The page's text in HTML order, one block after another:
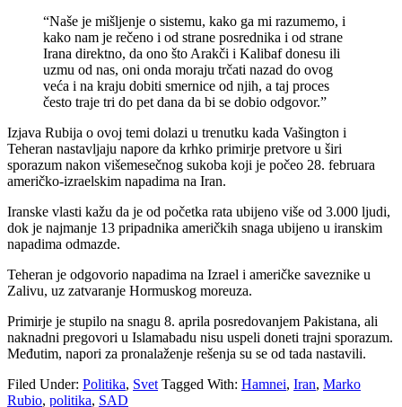
“Naše je mišljenje o sistemu, kako ga mi razumemo, i
kako nam je rečeno i od strane posrednika i od strane
Irana direktno, da ono što Arakči i Kalibaf donesu ili
uzmu od nas, oni onda moraju trčati nazad do ovog
veća i na kraju dobiti smernice od njih, a taj proces
često traje tri do pet dana da bi se dobio odgovor.”
Izjava Rubija o ovoj temi dolazi u trenutku kada Vašington i
Teheran nastavljaju napore da krhko primirje pretvore u širi
sporazum nakon višemesečnog sukoba koji je počeo 28. februara
američko-izraelskim napadima na Iran.
Iranske vlasti kažu da je od početka rata ubijeno više od 3.000 ljudi,
dok je najmanje 13 pripadnika američkih snaga ubijeno u iranskim
napadima odmazde.
Teheran je odgovorio napadima na Izrael i američke saveznike u
Zalivu, uz zatvaranje Hormuskog moreuza.
Primirje je stupilo na snagu 8. aprila posredovanjem Pakistana, ali
naknadni pregovori u Islamabadu nisu uspeli doneti trajni sporazum.
Međutim, napori za pronalaženje rešenja su se od tada nastavili.
Filed Under: Politika, Svet Tagged With: Hamnei, Iran, Marko
Rubio, politika, SAD